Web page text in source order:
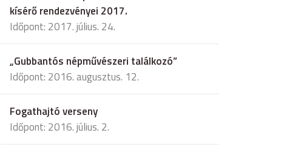
kísérő rendezvényei 2017.
Időpont: 2017. július. 24.
„Gubbantós népművészeri találkozó”
Időpont: 2016. augusztus. 12.
Fogathajtó verseny
Időpont: 2016. július. 2.